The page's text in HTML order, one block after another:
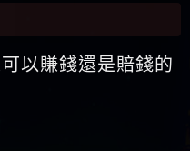
在也是一樣的狀況
以賺錢還是賠錢的